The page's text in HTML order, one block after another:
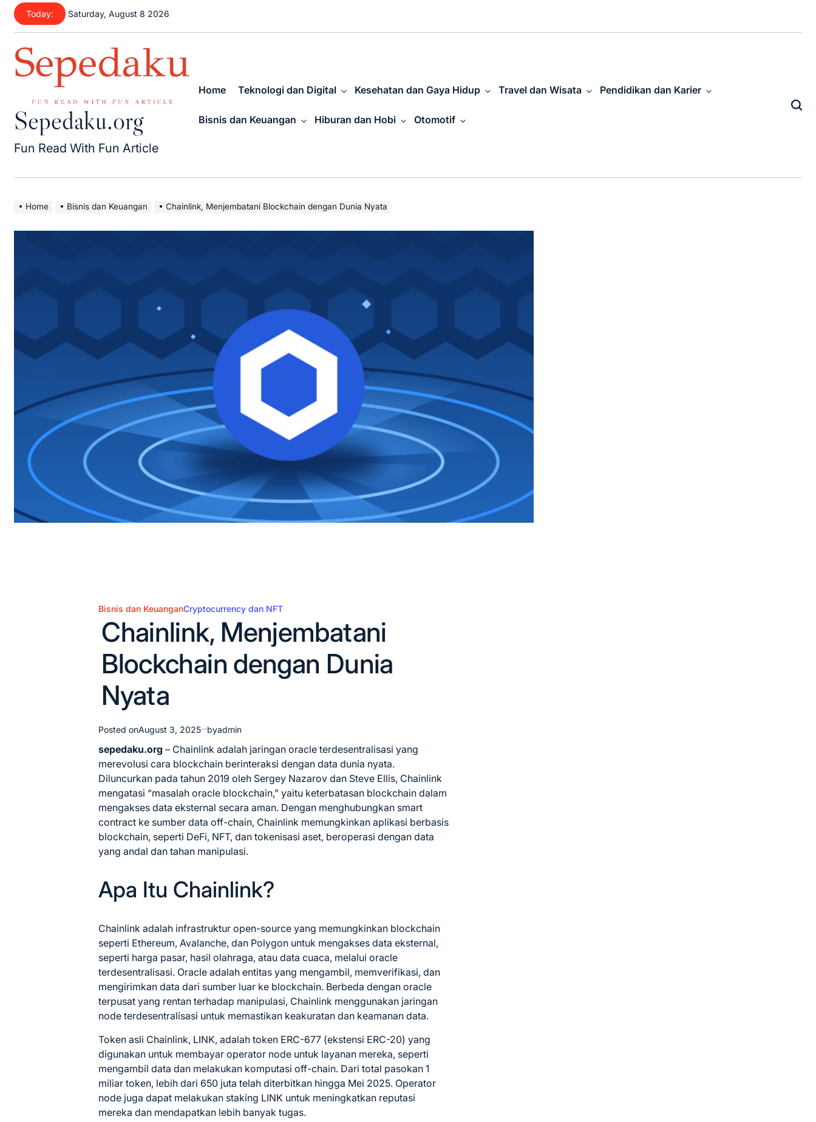
Skip
content
Today: Saturday, August 8 2026
Sepedaku.org
Fun Read With Fun Article
Home Teknologi dan Digital Kesehatan dan Gaya Hidup Travel dan Wisata Pendidikan dan Karier
Bisnis dan Keuangan Hiburan dan Hobi Otomotif
Home Bisnis dan Keuangan Chainlink, Menjembatani Blockchain dengan Dunia Nyata
Posted
in
Bisnis dan KeuanganCryptocurrency dan NFT
Chainlink, Menjembatani
Blockchain dengan Dunia
Nyata
Posted onAugust 3, 2025 byadmin
sepedaku.org – Chainlink adalah jaringan oracle terdesentralisasi yang
merevolusi cara blockchain berinteraksi dengan data dunia nyata.
Diluncurkan pada tahun 2019 oleh Sergey Nazarov dan Steve Ellis, Chainlink
mengatasi “masalah oracle blockchain,” yaitu keterbatasan blockchain dalam
mengakses data eksternal secara aman. Dengan menghubungkan smart
contract ke sumber data off-chain, Chainlink memungkinkan aplikasi berbasis
blockchain, seperti DeFi, NFT, dan tokenisasi aset, beroperasi dengan data
yang andal dan tahan manipulasi.
Apa Itu Chainlink?
Chainlink adalah infrastruktur open-source yang memungkinkan blockchain
seperti Ethereum, Avalanche, dan Polygon untuk mengakses data eksternal,
seperti harga pasar, hasil olahraga, atau data cuaca, melalui oracle
terdesentralisasi. Oracle adalah entitas yang mengambil, memverifikasi, dan
mengirimkan data dari sumber luar ke blockchain. Berbeda dengan oracle
terpusat yang rentan terhadap manipulasi, Chainlink menggunakan jaringan
node terdesentralisasi untuk memastikan keakuratan dan keamanan data.
Token asli Chainlink, LINK, adalah token ERC-677 (ekstensi ERC-20) yang
digunakan untuk membayar operator node untuk layanan mereka, seperti
mengambil data dan melakukan komputasi off-chain. Dari total pasokan 1
miliar token, lebih dari 650 juta telah diterbitkan hingga Mei 2025. Operator
node juga dapat melakukan staking LINK untuk meningkatkan reputasi
mereka dan mendapatkan lebih banyak tugas.